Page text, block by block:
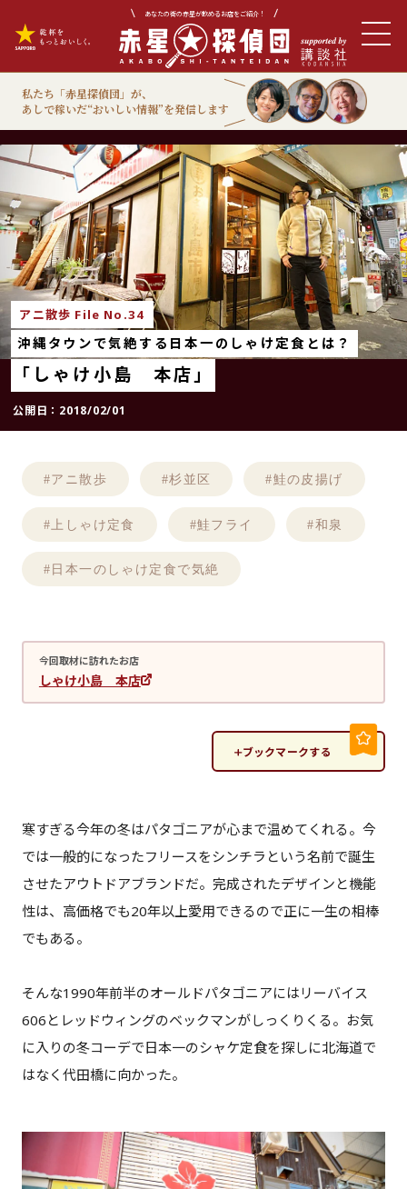
あなたの街の赤星が飲めるお店をご紹介！
私たち「赤星探偵団」が、
あしで稼いだ“おいしい情報”を発信します
アニ散歩 File No.34
沖縄タウンで気絶する日本一のしゃけ定食とは？
「しゃけ小島 本店」
公開日： 2018/02/01
#アニ散歩 #杉並区 #鮭の皮揚げ
#上しゃけ定食 #鮭フライ #和泉
#日本一のしゃけ定食で気絶
今回取材に訪れたお店
しゃけ小島 本店
ブックマークする
寒すぎる今年の冬はパタゴニアが心まで温めてくれる。今
では一般的になったフリースをシンチラという名前で誕生
させたアウトドアブランドだ。完成されたデザインと機能
性は、高価格でも20年以上愛用できるので正に一生の相棒
でもある。
そんな1990年前半のオールドパタゴニアにはリーバイス
606とレッドウィングのベックマンがしっくりくる。お気
に入りの冬コーデで日本一のシャケ定食を探しに北海道で
はなく代田橋に向かった。